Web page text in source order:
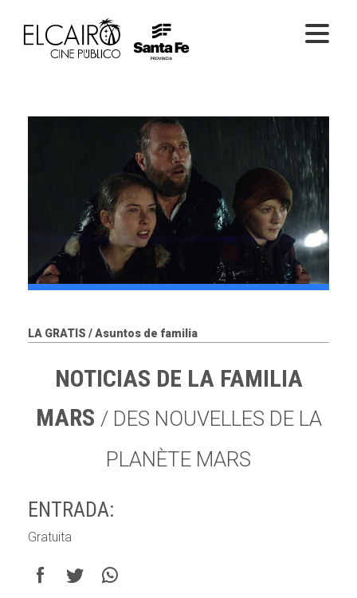
LA GRATIS / Asuntos de familia
NOTICIAS DE LA FAMILIA
MARS / DES NOUVELLES DE LA
PLANÈTE MARS
ENTRADA:
Gratuita